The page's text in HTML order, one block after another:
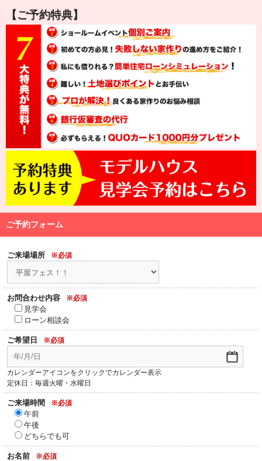
【ご予約特典】
ご予約フォーム
ご来場場所 ※必須
お問合わせ内容 ※必須
見学会
ローン相談会
ご希望日 ※必須
カレンダーアイコンをクリックでカレンダー表示
定休日：毎週火曜・水曜日
ご来場時間 ※必須
午前
午後
どちらでも可
お名前 ※必須